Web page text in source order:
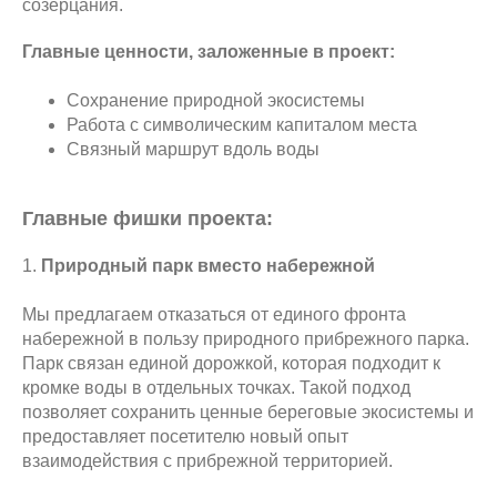
созерцания.
Главные ценности, заложенные в проект:
Сохранение природной экосистемы
Работа с символическим капиталом места
Связный маршрут вдоль воды
Главные фишки проекта:
1. Природный парк вместо набережной
Мы предлагаем отказаться от единого фронта
набережной в пользу природного прибрежного парка.
Парк связан единой дорожкой, которая подходит к
кромке воды в отдельных точках. Такой подход
позволяет сохранить ценные береговые экосистемы и
предоставляет посетителю новый опыт
взаимодействия с прибрежной территорией.